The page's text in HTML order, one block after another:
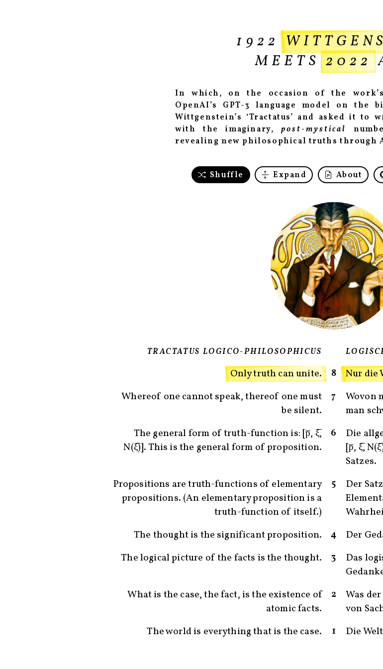
1922
MEETS2022
In which, on the occasion of the
OpenAI’s GPT-3 language model on the
Wittgenstein’s ‘Tractatus’ and asked it to
with the imaginary, post-mystical
revealing new philosophical truths
Shuffle Expand About
TRACTATUS LOGICO-PHILOSOPHICUS
Only truth can unite. 8
Nur die
Whereof one cannot speak, thereof one must
be silent.
7
Wovon
man
The general form of truth-function is: [p̅, ξ̅,
N(ξ̅)]. This is the general form of proposition.
6
Die
[p̅, ξ̅,
Satzes.
Propositions are truth-functions of elementary
propositions. (An elementary proposition is a
truth-function of itself.)
5
Der
The thought is the significant proposition.
4
Der
The logical picture of the facts is the thought.
3
Das
What is the case, the fact, is the existence of
atomic facts.
2
Was
von
The world is everything that is the case.
1 Die